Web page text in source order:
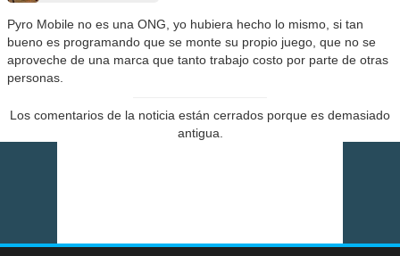
Pyro Mobile no es una ONG, yo hubiera hecho lo mismo, si tan
bueno es programando que se monte su propio juego, que no se
aproveche de una marca que tanto trabajo costo por parte de otras
personas.
Los comentarios de la noticia están cerrados porque es demasiado
antigua.